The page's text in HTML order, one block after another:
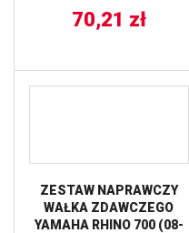
70,21 zł
ZESTAW NAPRAWCZY
WAŁKA ZDAWCZEGO
YAMAHA RHINO 700 (08-